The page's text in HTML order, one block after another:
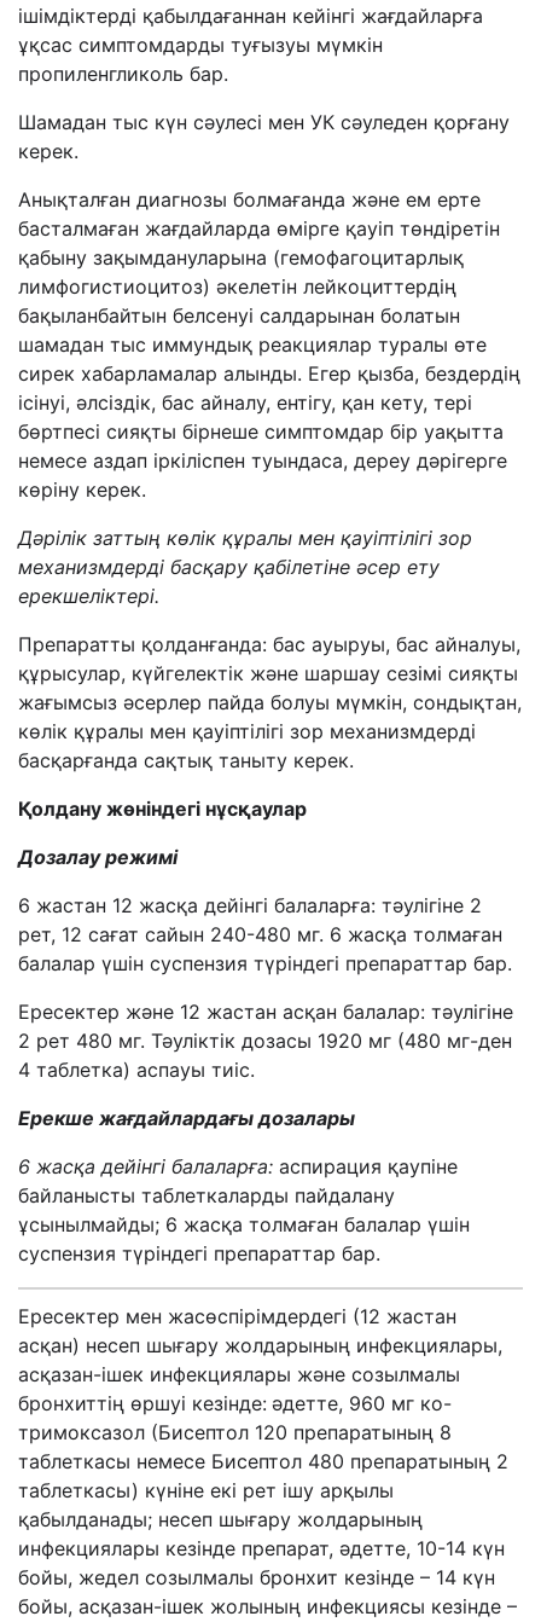
ішімдіктерді қабылдағаннан кейінгі жағдайларға
ұқсас симптомдарды туғызуы мүмкін
пропиленгликоль бар.
Шамадан тыс күн сәулесі мен УК сәуледен қорғану
керек.
Анықталған диагнозы болмағанда және ем ерте
басталмаған жағдайларда өмірге қауіп төндіретін
қабыну зақымдануларына (гемофагоцитарлық
лимфогистиоцитоз) әкелетін лейкоциттердің
бақыланбайтын белсенуі салдарынан болатын
шамадан тыс иммундық реакциялар туралы өте
сирек хабарламалар алынды. Егер қызба, бездердің
ісінуі, әлсіздік, бас айналу, ентігу, қан кету, тері
бөртпесі сияқты бірнеше симптомдар бір уақытта
немесе аздап іркіліспен туындаса, дереу дәрігерге
көріну керек.
Дәрілік заттың көлік құралы мен қауіптілігі зор
механизмдерді басқару қабілетіне әсер ету
ерекшеліктері.
Препаратты қолданғанда: бас ауыруы, бас айналуы,
құрысулар, күйгелектік және шаршау сезімі сияқты
жағымсыз әсерлер пайда болуы мүмкін, сондықтан,
көлік құралы мен қауіптілігі зор механизмдерді
басқарғанда сақтық таныту керек.
Қолдану жөніндегі нұсқаулар
Дозалау режимі
6 жастан 12 жасқа дейінгі балаларға: тәулігіне 2
рет, 12 сағат сайын 240-480 мг. 6 жасқа толмаған
балалар үшін суспензия түріндегі препараттар бар.
Ересектер және 12 жастан асқан балалар: тәулігіне
2 рет 480 мг. Тәуліктік дозасы 1920 мг (480 мг-ден
4 таблетка) аспауы тиіс.
Ерекше жағдайлардағы дозалары
6 жасқа дейінгі балаларға: аспирация қаупіне
байланысты таблеткаларды пайдалану
ұсынылмайды; 6 жасқа толмаған балалар үшін
суспензия түріндегі препараттар бар.
Ересектер мен жасөспірімдердегі (12 жастан
асқан) несеп шығару жолдарының инфекциялары,
асқазан-ішек инфекциялары және созылмалы
бронхиттің өршуі кезінде: әдетте, 960 мг ко-
тримоксазол (Бисептол 120 препаратының 8
таблеткасы немесе Бисептол 480 препаратының 2
таблеткасы) күніне екі рет ішу арқылы
қабылданады; несеп шығару жолдарының
инфекциялары кезінде препарат, әдетте, 10-14 күн
бойы, жедел созылмалы бронхит кезінде – 14 күн
бойы, асқазан-ішек жолының инфекциясы кезінде –